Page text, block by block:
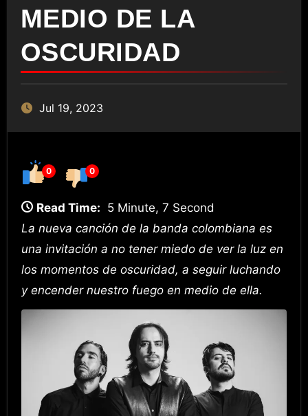
MEDIO DE LA
OSCURIDAD
Jul 19, 2023
0 0
Read Time: 5 Minute, 7 Second
La nueva canción de la banda colombiana es
una invitación a no tener miedo de ver la luz en
los momentos de oscuridad, a seguir luchando
y encender nuestro fuego en medio de ella.